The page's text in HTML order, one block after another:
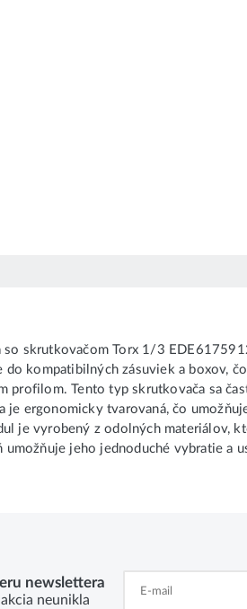
skrutkovačom Torx 1/3
kompatibilných zásuviek a boxov,
profilom. Tento typ skrutkovača sa
ergonomicky tvarovaná, čo
je vyrobený z odolných materiálov,
jeho jednoduché vybratie a
newslettera
neunikla